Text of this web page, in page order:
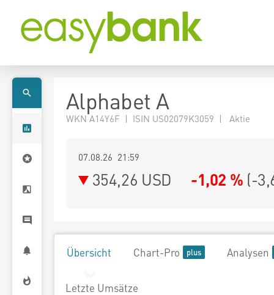
Alphabet A
WKN A14Y6F | ISIN US02079K3059 | Aktie
07.08.26 21:59
354,26 USD -1,02 % (-
Übersicht Chart-Pro Analysen
Letzte Umsätze